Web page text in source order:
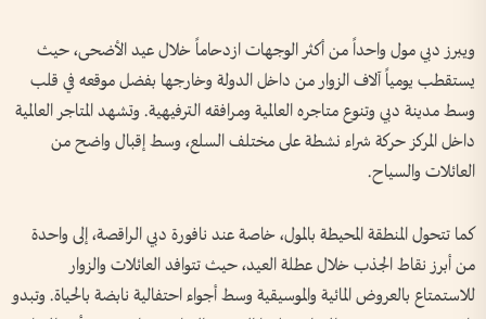
ويبرز دبي مول واحداً من أكثر الوجهات ازدحاماً خلال عيد الأضحى، حيث
يستقطب يومياً آلاف الزوار من داخل الدولة وخارجها بفضل موقعه في قلب
وسط مدينة دبي وتنوع متاجره العالمية ومرافقه الترفيهية. وتشهد المتاجر العالمية
داخل المركز حركة شراء نشطة على مختلف السلع، وسط إقبال واضح من
العائلات والسياح.
كما تتحول المنطقة المحيطة بالمول، خاصة عند نافورة دبي الراقصة، إلى واحدة
من أبرز نقاط الجذب خلال عطلة العيد، حيث تتوافد العائلات والزوار
للاستمتاع بالعروض المائية والموسيقية وسط أجواء احتفالية نابضة بالحياة. وتبدو